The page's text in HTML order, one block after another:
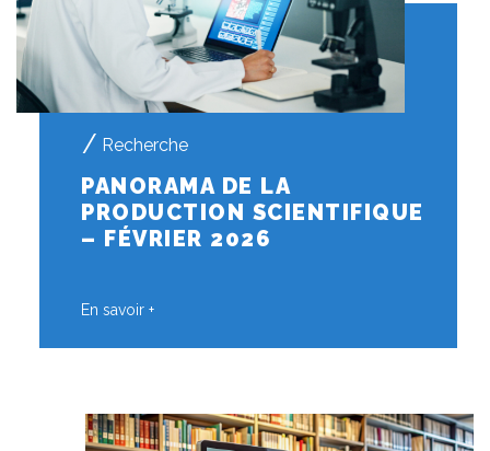
Recherche
PANORAMA DE LA
PRODUCTION SCIENTIFIQUE
– FÉVRIER 2026
En savoir +